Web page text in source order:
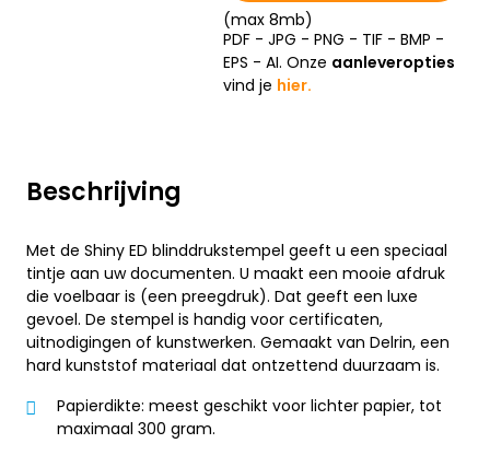
Beschrijving
Met de Shiny ED blinddrukstempel geeft u een speciaal
tintje aan uw documenten. U maakt een mooie afdruk
die voelbaar is (een preegdruk). Dat geeft een luxe
gevoel. De stempel is handig voor certificaten,
uitnodigingen of kunstwerken. Gemaakt van Delrin, een
hard kunststof materiaal dat ontzettend duurzaam is.
Papierdikte: meest geschikt voor lichter papier, tot
maximaal 300 gram.
(max 8mb)
PDF - JPG - PNG - TIF - BMP -
EPS - AI. Onze aanleveropties
vind je hier.